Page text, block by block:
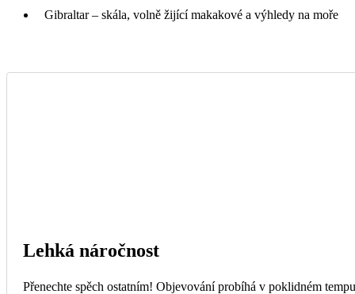
Gibraltar – skála, volně žijící makakové a výhledy na moře
Lehká náročnost
Přenechte spěch ostatním! Objevování probíhá v poklidném